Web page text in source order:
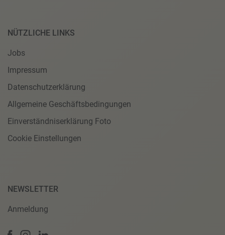
NÜTZLICHE LINKS
Jobs
Impressum
Datenschutzerklärung
Allgemeine Geschäftsbedingungen
Einverständniserklärung Foto
Cookie Einstellungen
NEWSLETTER
Anmeldung